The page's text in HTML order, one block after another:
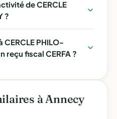
de CERCLE
?
PHILO-
reçu fiscal CERFA ?
à Annecy